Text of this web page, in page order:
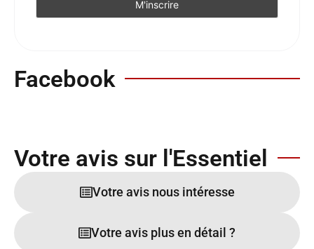
Facebook
Votre avis sur l'Essentiel
Votre avis nous intéresse
Votre avis plus en détail ?